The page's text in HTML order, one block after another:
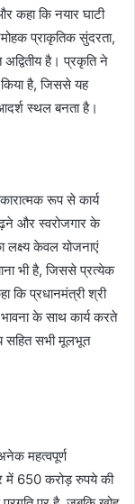
कहा कि नयार घाटी
प्राकृतिक सुंदरता,
है। प्रकृति ने
है, जिससे यह
स्थल बनता है।
रूप से कार्य
और स्वरोजगार के
लक्ष्य केवल योजनाएं
भी है, जिससे प्रत्येक
कि प्रधानमंत्री श्री
के साथ कार्य करते
सहित सभी मूलभूत
महत्वपूर्ण
में 650 करोड़ रुपये की